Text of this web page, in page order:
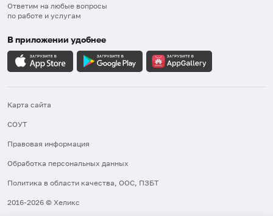
Ответим на любые вопросы
по работе и услугам
В приложении удобнее
Карта сайта
СОУТ
Правовая информация
Обработка персональных данных
Политика в области качества, ООС, ПЗБТ
2016-2026 © Хеликс